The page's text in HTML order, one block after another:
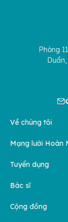
Phòng
Về chúng tôi
Mạng lưới Hoàn
Tuyển dụng
Bác sĩ
Cộng đồng